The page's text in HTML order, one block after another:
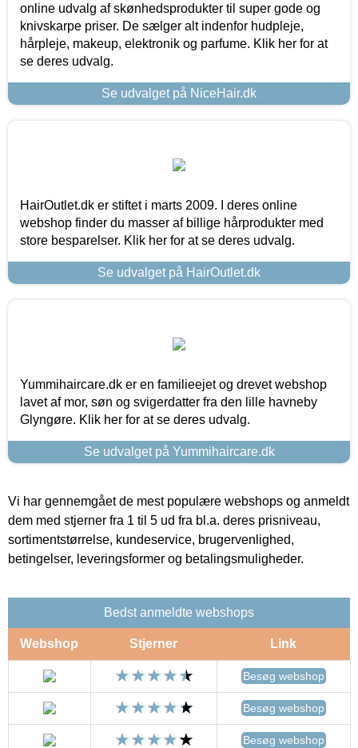
online udvalg af skønhedsprodukter til super gode og
knivskarpe priser. De sælger alt indenfor hudpleje,
hårpleje, makeup, elektronik og parfume. Klik her for at
se deres udvalg.
Se udvalget på NiceHair.dk
HairOutlet.dk er stiftet i marts 2009. I deres online
webshop finder du masser af billige hårprodukter med
store besparelser. Klik her for at se deres udvalg.
Se udvalget på HairOutlet.dk
Yummihaircare.dk er en familieejet og drevet webshop
lavet af mor, søn og svigerdatter fra den lille havneby
Glyngøre. Klik her for at se deres udvalg.
Se udvalget på Yummihaircare.dk
Vi har gennemgået de mest populære webshops og anmeldt
dem med stjerner fra 1 til 5 ud fra bl.a. deres prisniveau,
sortimentstørrelse, kundeservice, brugervenlighed,
betingelser, leveringsformer og betalingsmuligheder.
Bedst anmeldte webshops
Webshop Stjerner Link
Besøg webshop
Besøg webshop
Besøg webshop